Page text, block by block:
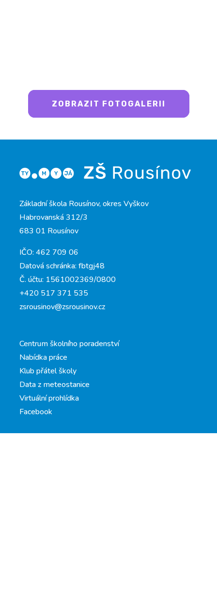
ZOBRAZIT FOTOGALERII
Základní škola Rousínov, okres Vyškov
Habrovanská 312/3
683 01 Rousínov
IČO: 462 709 06
Datová schránka: fbtgj48
Č. účtu: 1561002369/0800
+420 517 371 535
zsrousinov@zsrousinov.cz
Centrum školního poradenství
Nabídka práce
Klub přátel školy
Data z meteostanice
Virtuální prohlídka
Facebook